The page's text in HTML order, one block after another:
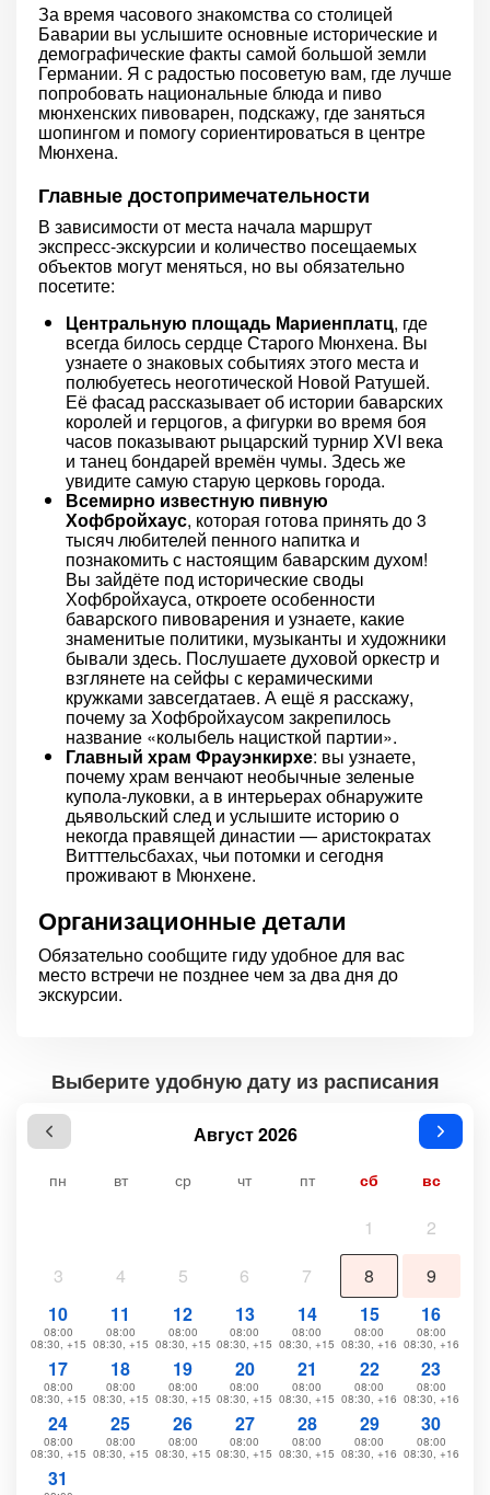
За время часового знакомства со столицей
Баварии вы услышите основные исторические и
демографические факты самой большой земли
Германии. Я с радостью посоветую вам, где лучше
попробовать национальные блюда и пиво
мюнхенских пивоварен, подскажу, где заняться
шопингом и помогу сориентироваться в центре
Мюнхена.
Главные достопримечательности
В зависимости от места начала маршрут
экспресс-экскурсии и количество посещаемых
объектов могут меняться, но вы обязательно
посетите:
Центральную площадь Мариенплатц, где
всегда билось сердце Старого Мюнхена. Вы
узнаете о знаковых событиях этого места и
полюбуетесь неоготической Новой Ратушей.
Её фасад рассказывает об истории баварских
королей и герцогов, а фигурки во время боя
часов показывают рыцарский турнир XVI века
и танец бондарей времён чумы. Здесь же
увидите самую старую церковь города.
Всемирно известную пивную
Хофбройхаус, которая готова принять до 3
тысяч любителей пенного напитка и
познакомить с настоящим баварским духом!
Вы зайдёте под исторические своды
Хофбройхауса, откроете особенности
баварского пивоварения и узнаете, какие
знаменитые политики, музыканты и художники
бывали здесь. Послушаете духовой оркестр и
взглянете на сейфы с керамическими
кружками завсегдатаев. А ещё я расскажу,
почему за Хофбройхаусом закрепилось
название «колыбель нацисткой партии».
Главный храм Фрауэнкирхе: вы узнаете,
почему храм венчают необычные зеленые
купола-луковки, а в интерьерах обнаружите
дьявольский след и услышите историю о
некогда правящей династии — аристократах
Витттельсбахах, чьи потомки и сегодня
проживают в Мюнхене.
Организационные детали
Обязательно сообщите гиду удобное для вас
место встречи не позднее чем за два дня до
экскурсии.
Выберите удобную дату из расписания
Август 2026
пн вт ср чт пт сб вс
1
2
3
4 5 6 7 8
9
10
08:00
08:30, +15
11
08:00
08:30, +15
12
08:00
08:30, +15
13
08:00
08:30, +15
14
08:00
08:30, +15
15
08:00
08:30, +16
16
08:00
08:30, +16
17
08:00
08:30, +15
18
08:00
08:30, +15
19
08:00
08:30, +15
20
08:00
08:30, +15
21
08:00
08:30, +15
22
08:00
08:30, +16
23
08:00
08:30, +16
24
08:00
08:30, +15
25
08:00
08:30, +15
26
08:00
08:30, +15
27
08:00
08:30, +15
28
08:00
08:30, +15
29
08:00
08:30, +16
30
08:00
08:30, +16
31